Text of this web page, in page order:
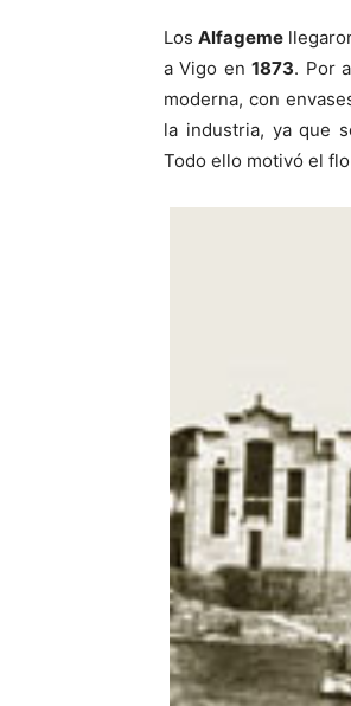
LosAlfageme
a Vigo en1873. Por
moderna, con
la industria, ya que
Todo ello motivó el